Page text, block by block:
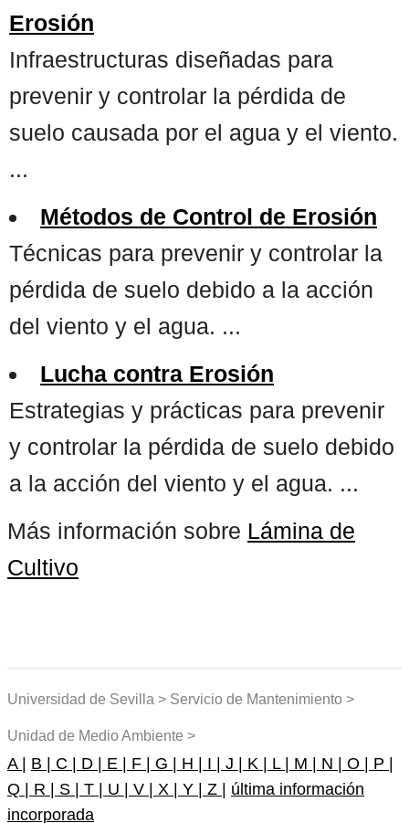
Erosión
Infraestructuras diseñadas para
prevenir y controlar la pérdida de
suelo causada por el agua y el viento.
...
Métodos de Control de Erosión
Técnicas para prevenir y controlar la
pérdida de suelo debido a la acción
del viento y el agua. ...
Lucha contra Erosión
Estrategias y prácticas para prevenir
y controlar la pérdida de suelo debido
a la acción del viento y el agua. ...
Más información sobre Lámina de
Cultivo
Universidad de Sevilla > Servicio de Mantenimiento >
Unidad de Medio Ambiente >
A | B | C | D | E | F | G | H | I | J | K | L | M | N | O | P |
Q | R | S | T | U | V | X | Y | Z | última información
incorporada